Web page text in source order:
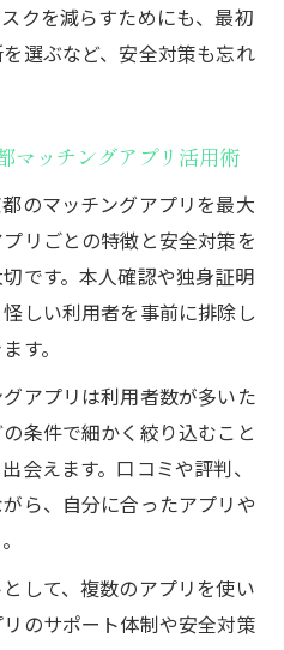
クを減らすためにも、最初
選ぶなど、安全対策も忘れ
マッチングアプリ活用術
のマッチングアプリを最大
リごとの特徴と安全対策を
です。本人確認や独身証明
しい利用者を事前に排除し
す。
アプリは利用者数が多いた
条件で細かく絞り込むこと
会えます。口コミや評判、
ら、自分に合ったアプリや
して、複数のアプリを使い
のサポート体制や安全対策